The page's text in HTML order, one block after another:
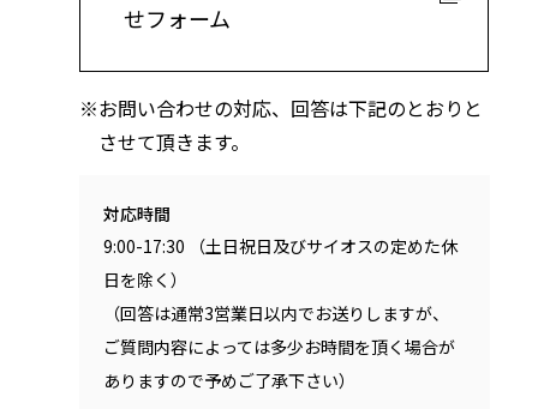
せフォーム
お問い合わせの対応、回答は下記のとおりと
させて頂きます。
対応時間
9:00-17:30 （土日祝日及びサイオスの定めた休
日を除く）
（回答は通常3営業日以内でお送りしますが、
ご質問内容によっては多少お時間を頂く場合が
ありますので予めご了承下さい）